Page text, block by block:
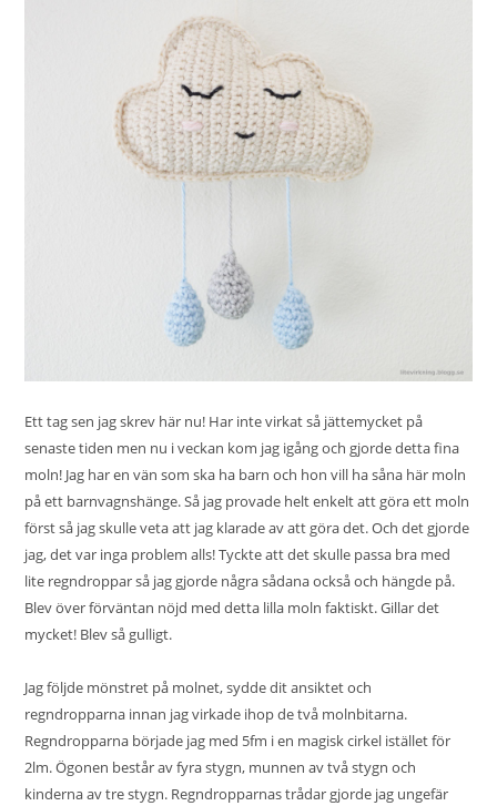
Ett tag sen jag skrev här nu! Har inte virkat så jättemycket på
senaste tiden men nu i veckan kom jag igång och gjorde detta fina
moln! Jag har en vän som ska ha barn och hon vill ha såna här moln
på ett barnvagnshänge. Så jag provade helt enkelt att göra ett moln
först så jag skulle veta att jag klarade av att göra det. Och det gjorde
jag, det var inga problem alls! Tyckte att det skulle passa bra med
lite regndroppar så jag gjorde några sådana också och hängde på.
Blev över förväntan nöjd med detta lilla moln faktiskt. Gillar det
mycket! Blev så gulligt.
Jag följde mönstret på molnet, sydde dit ansiktet och
regndropparna innan jag virkade ihop de två molnbitarna.
Regndropparna började jag med 5fm i en magisk cirkel istället för
2lm. Ögonen består av fyra stygn, munnen av två stygn och
kinderna av tre stygn. Regndropparnas trådar gjorde jag ungefär